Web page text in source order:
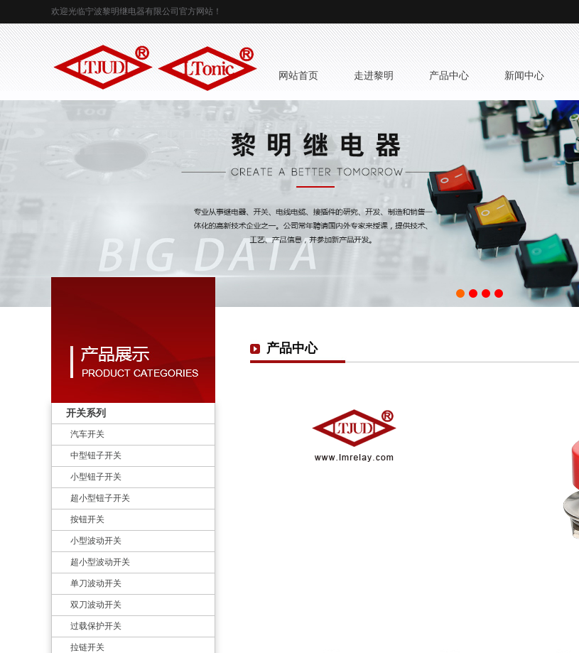
欢迎光临宁波黎明继电器有限公司官方网站！
网站首页 走进黎明 产品中心 新闻中心
开关系列
汽车开关
中型钮子开关
小型钮子开关
超小型钮子开关
按钮开关
小型波动开关
超小型波动开关
单刀波动开关
双刀波动开关
过载保护开关
拉链开关
产品中心